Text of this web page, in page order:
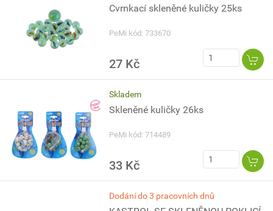
Cvrnkací skleněné kuličky 25ks
PeMi kód: 733670
27 Kč
Skladem
Skleněné kuličky 26ks
PeMi kód: 714489
33 Kč
Dodání do 3 pracovních dnů